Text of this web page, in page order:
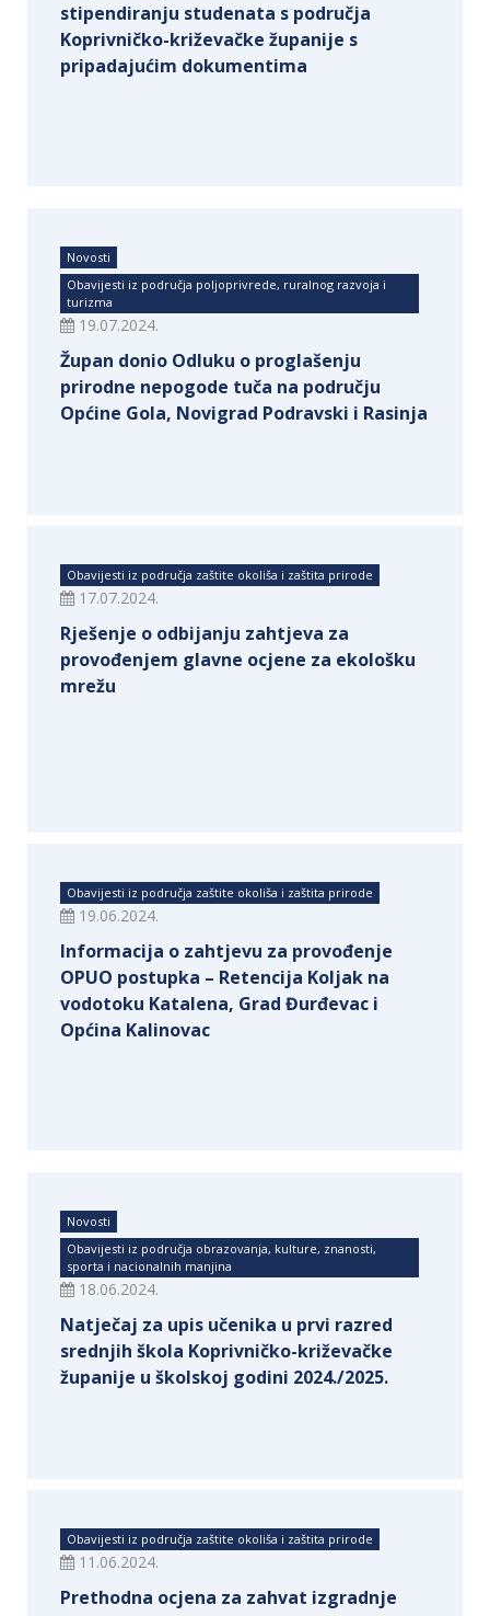
stipendiranju studenata s područja
Koprivničko-križevačke županije s
pripadajućim dokumentima
Novosti
Obavijesti iz područja poljoprivrede, ruralnog razvoja i
turizma
19.07.2024.
Župan donio Odluku o proglašenju
prirodne nepogode tuča na području
Općine Gola, Novigrad Podravski i Rasinja
Obavijesti iz područja zaštite okoliša i zaštita prirode
17.07.2024.
Rješenje o odbijanju zahtjeva za
provođenjem glavne ocjene za ekološku
mrežu
Obavijesti iz područja zaštite okoliša i zaštita prirode
19.06.2024.
Informacija o zahtjevu za provođenje
OPUO postupka – Retencija Koljak na
vodotoku Katalena, Grad Đurđevac i
Općina Kalinovac
Novosti
Obavijesti iz područja obrazovanja, kulture, znanosti,
sporta i nacionalnih manjina
18.06.2024.
Natječaj za upis učenika u prvi razred
srednjih škola Koprivničko-križevačke
županije u školskoj godini 2024./2025.
Obavijesti iz područja zaštite okoliša i zaštita prirode
11.06.2024.
Prethodna ocjena za zahvat izgradnje